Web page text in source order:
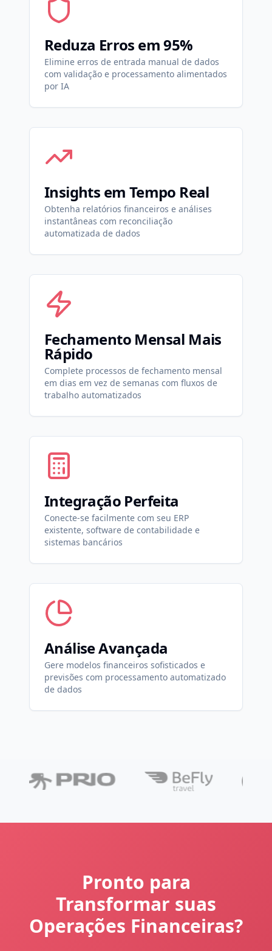
Reduza Erros em 95%
Elimine erros de entrada manual de dados
com validação e processamento alimentados
por IA
Insights em Tempo Real
Obtenha relatórios financeiros e análises
instantâneas com reconciliação
automatizada de dados
Fechamento Mensal Mais
Rápido
Complete processos de fechamento mensal
em dias em vez de semanas com fluxos de
trabalho automatizados
Integração Perfeita
Conecte-se facilmente com seu ERP
existente, software de contabilidade e
sistemas bancários
Análise Avançada
Gere modelos financeiros sofisticados e
previsões com processamento automatizado
de dados
Pronto para
Transformar suas
Operações Financeiras?